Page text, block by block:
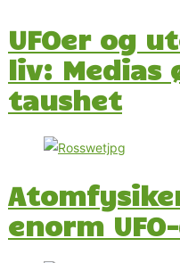
UFOer og
liv: Medias
taushet
enorm